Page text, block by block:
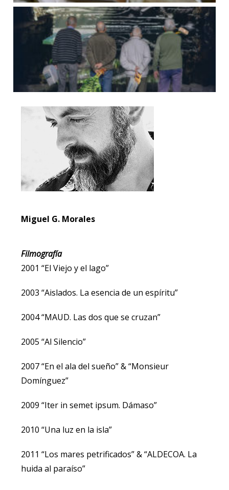
Miguel G. Morales
Filmografía
2001 “El Viejo y el lago”
2003 “Aislados. La esencia de un espíritu”
2004 “MAUD. Las dos que se cruzan”
2005 “Al Silencio”
2007 “En el ala del sueño” & “Monsieur
Domínguez”
2009 “Iter in semet ipsum. Dámaso”
2010 “Una luz en la isla”
2011 “Los mares petrificados” & “ALDECOA. La
huida al paraíso”